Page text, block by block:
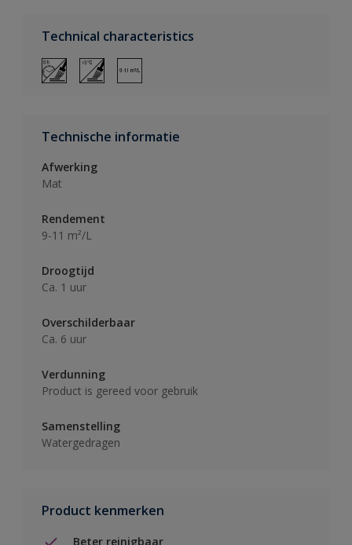
Technical characteristics
Technische informatie
Afwerking
Mat
Rendement
9-11 m²/L
Droogtijd
Ca. 1 uur
Overschilderbaar
Ca. 6 uur
Verdunning
Product is gereed voor gebruik
Samenstelling
Watergedragen
Product kenmerken
Beter reinigbaar